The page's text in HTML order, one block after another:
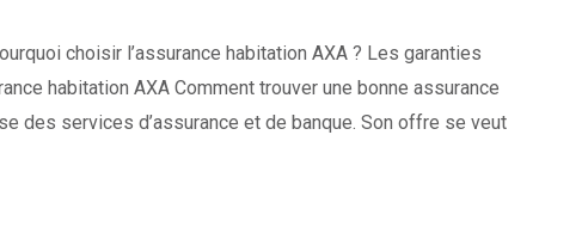
choisir l’assurance habitation AXA ? Les garanties
habitation AXA Comment trouver une bonne assurance
des services d’assurance et de banque. Son offre se veut